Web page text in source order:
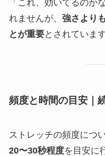
「これ、効いてるのか
れませんが、 強さより
とが重要とされています
頻度と時間の目安｜
ストレッチの頻度につい
20〜30秒程度を目安に